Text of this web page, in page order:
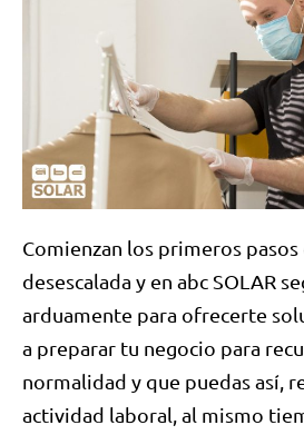
Comienzan los primeros pasos
desescalada y en abc SOLAR
arduamente para ofrecerte
a preparar tu negocio para
normalidad y que puedas así,
actividad laboral, al mismo